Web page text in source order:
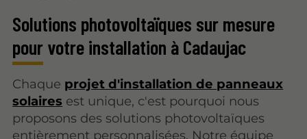
Solutions photovoltaïques sur mesure
pour votre installation à Cadaujac
Chaque projet d'installation de panneaux
solaires est unique, c'est pourquoi nous
proposons des solutions photovoltaïques
entièrement personnalisées. Notre équipe